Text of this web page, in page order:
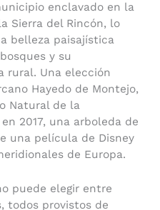
enclavado en la
Sierra del Rincón, lo
belleza paisajística
y su
rural. Una elección
Hayedo de Montejo,
Natural de la
2017, una arboleda de
una película de Disney
de Europa.
puede elegir entre
todos provistos de